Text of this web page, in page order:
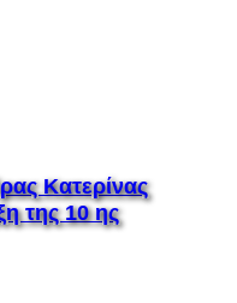
Κατερίνας
της 10 ης